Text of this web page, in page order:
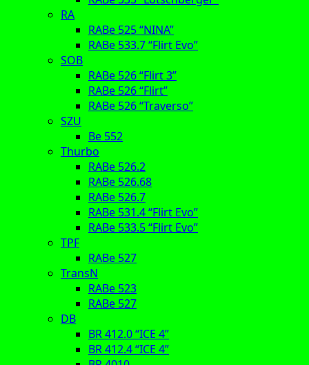
RA
RABe 525 “NINA”
RABe 533.7 “Flirt Evo”
SOB
RABe 526 “Flirt 3”
RABe 526 “Flirt”
RABe 526 “Traverso”
SZU
Be 552
Thurbo
RABe 526.2
RABe 526.68
RABe 526.7
RABe 531.4 “Flirt Evo”
RABe 533.5 “Flirt Evo”
TPF
RABe 527
TransN
RABe 523
RABe 527
DB
BR 412.0 “ICE 4”
BR 412.4 “ICE 4”